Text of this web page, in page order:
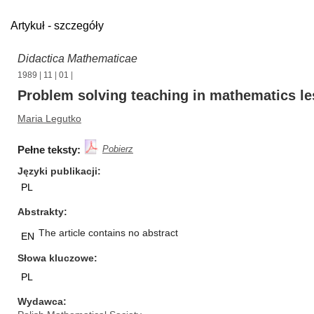
Artykuł - szczegóły
Didactica Mathematicae
1989 11 01
Problem solving teaching in mathematics
Maria Legutko
Pełne teksty: Pobierz
Języki publikacji
PL
Abstrakty
EN The article contains no abstract
Słowa kluczowe
PL
Wydawca